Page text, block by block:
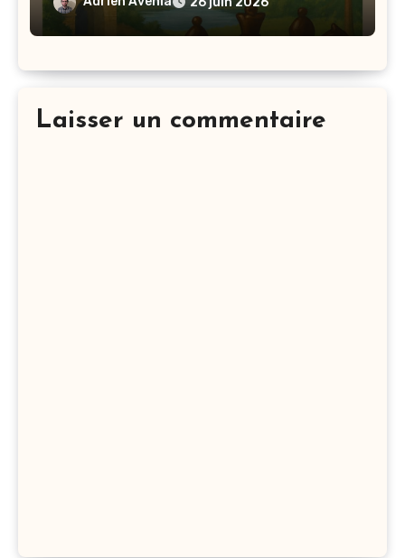
Laisser un commentaire